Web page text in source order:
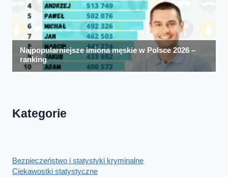
Kategorie
Bezpieczeństwo i statystyki kryminalne
Ciekawostki statystyczne